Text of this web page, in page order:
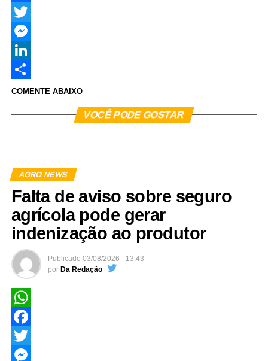
Facebook
Twitter
Messenger
LinkedIn
Share
COMENTE ABAIXO
VOCÊ PODE GOSTAR
AGRO NEWS
Falta de aviso sobre seguro
agrícola pode gerar
indenização ao produtor
Publicado 03/08/2026 - 13:43
por Da Redação
WhatsApp
Facebook
Twitter